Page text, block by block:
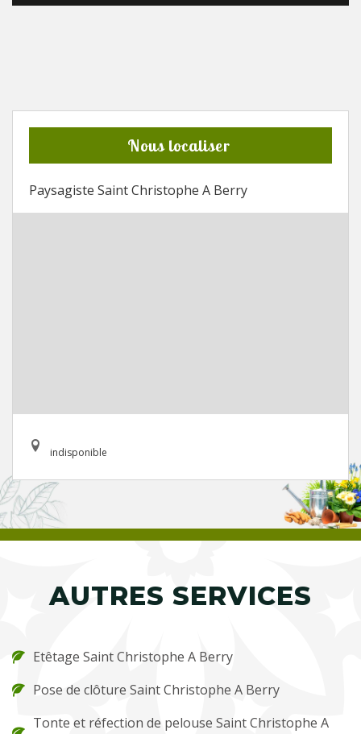
Nous localiser
Paysagiste Saint Christophe A Berry
indisponible
AUTRES SERVICES
Etêtage Saint Christophe A Berry
Pose de clôture Saint Christophe A Berry
Tonte et réfection de pelouse Saint Christophe A